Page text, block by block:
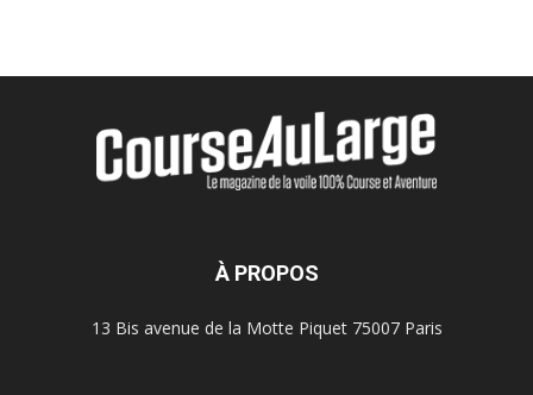
À PROPOS
13 Bis avenue de la Motte Piquet 75007 Paris